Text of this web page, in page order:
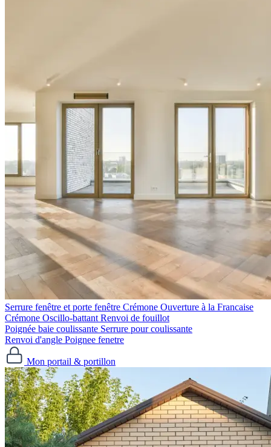
Serrure fenêtre et porte fenêtre
Crémone Ouverture à la Francaise
Crémone Oscillo-battant Renvoi de fouillot
Poignée baie coulissante Serrure pour coulissante
Renvoi d'angle Poignee fenetre
Mon portail & portillon